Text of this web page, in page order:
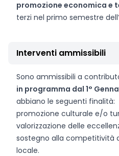
promozione economica e
terzi nel primo semestre
Interventi ammissibili
Sono ammissibili a
in programma dal 1°
abbiano le seguenti finalità:
promozione culturale e/o
valorizzazione delle
sostegno alla competitività
locale.